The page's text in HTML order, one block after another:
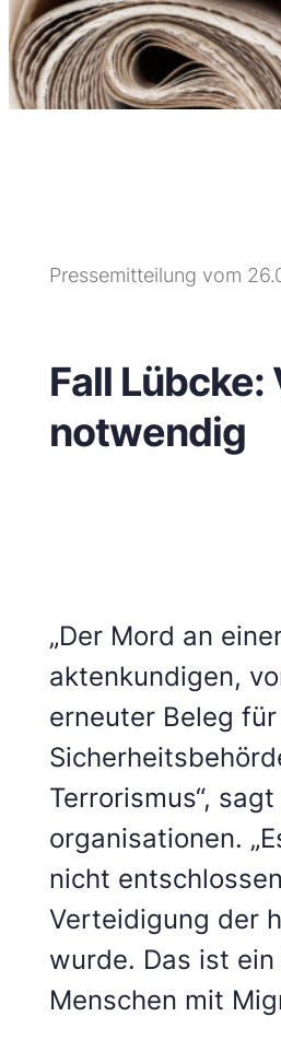
Pressemitteilung vom
Fall
notwendig
„Der Mord an
aktenkundigen,
erneuter Beleg
Terrorismus“,
organisationen.
nicht
Verteidigung der
wurde. Das ist
Menschen mit